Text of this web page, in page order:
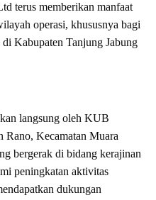
terus memberikan manfaat
operasi, khususnya bagi
Kabupaten Tanjung Jabung
langsung oleh KUB
Rano, Kecamatan Muara
bergerak di bidang kerajinan
peningkatan aktivitas
dukungan